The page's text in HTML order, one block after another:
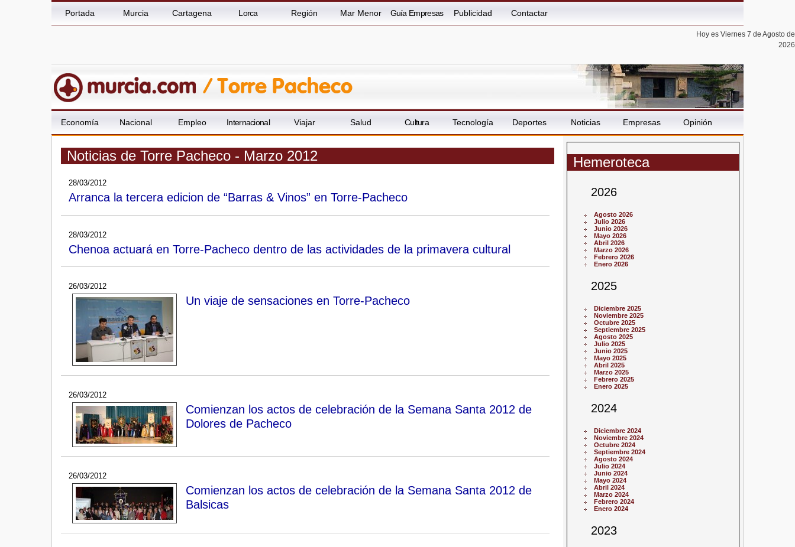
Portada Murcia Cartagena Lorca Región Mar Menor Guía Empresas Publicidad Contactar
Hoy es Viernes 7 de Agosto de
2026
Economía Nacional Empleo Internacional Viajar Salud Cultura Tecnología Deportes Noticias Empresas Opinión
Noticias de Torre Pacheco - Marzo 2012
28/03/2012
Arranca la tercera edicion de “Barras & Vinos” en Torre-Pacheco
28/03/2012
Chenoa actuará en Torre-Pacheco dentro de las actividades de la primavera cultural
26/03/2012
Un viaje de sensaciones en Torre-Pacheco
26/03/2012
Comienzan los actos de celebración de la Semana Santa 2012 de
Dolores de Pacheco
26/03/2012
Comienzan los actos de celebración de la Semana Santa 2012 de
Balsicas
Hemeroteca
2026
Agosto 2026
Julio 2026
Junio 2026
Mayo 2026
Abril 2026
Marzo 2026
Febrero 2026
Enero 2026
2025
Diciembre 2025
Noviembre 2025
Octubre 2025
Septiembre 2025
Agosto 2025
Julio 2025
Junio 2025
Mayo 2025
Abril 2025
Marzo 2025
Febrero 2025
Enero 2025
2024
Diciembre 2024
Noviembre 2024
Octubre 2024
Septiembre 2024
Agosto 2024
Julio 2024
Junio 2024
Mayo 2024
Abril 2024
Marzo 2024
Febrero 2024
Enero 2024
2023